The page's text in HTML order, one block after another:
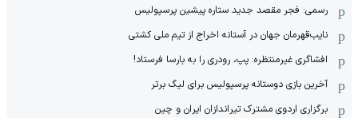
رسمی: فجر مقصد جدید ستاره پیشین پرسپولیس
نایب‌قهرمان جهان در آستانه اخراج از تیم ملی کشتی
افشاگری غیرمنتظره: پپ، رودری را به بارسا فرستاد!
آخرین بازی دوستانه پرسپولیس برای لیگ برتر
برگزاری اردوی مشترک تیراندازان ایران و چین